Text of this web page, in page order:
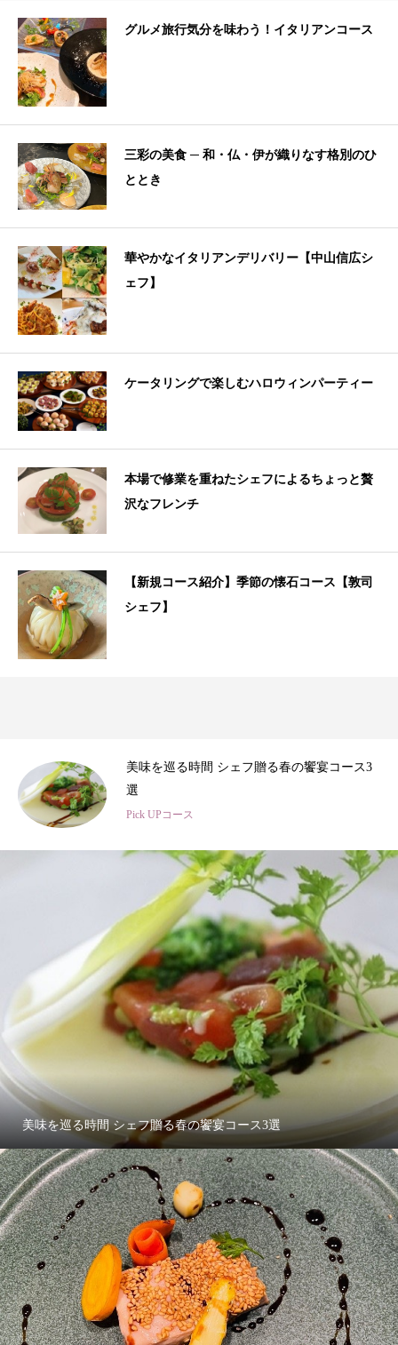
グルメ旅行気分を味わう！イタリアンコース
三彩の美食 ─ 和・仏・伊が織りなす格別のひ
ととき
華やかなイタリアンデリバリー【中山信広シ
ェフ】
ケータリングで楽しむハロウィンパーティー
本場で修業を重ねたシェフによるちょっと贅
沢なフレンチ
【新規コース紹介】季節の懐石コース【敦司
シェフ】
春のひととき、美食シェフ3名の特別コース
美味を巡る時間 シェフ贈る春の饗宴コース3選